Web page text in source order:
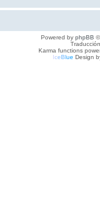
Powered by phpBB
Karma functions
IceBlue Design